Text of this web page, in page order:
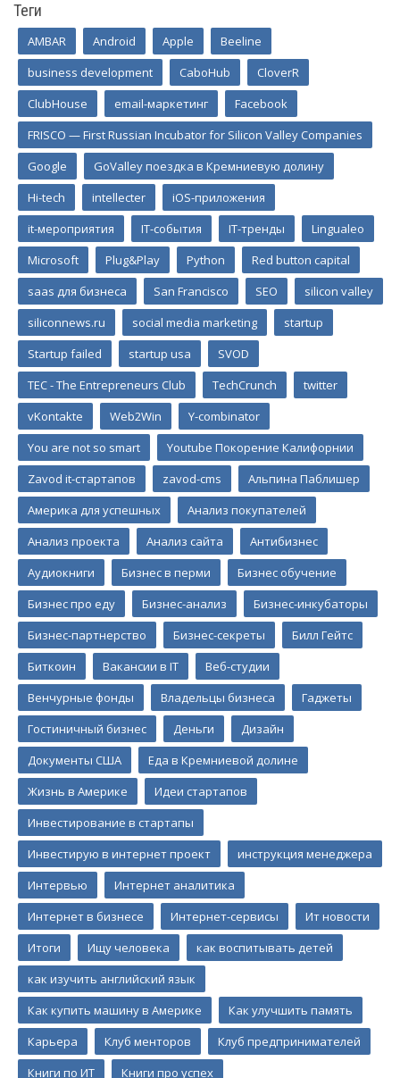
Теги
AMBAR Android Apple
Beeline
business development
CaboHub
CloverR
ClubHouse
email-маркетинг
Facebook
FRISCO — First Russian Incubator for Silicon Valley Companies
Google
GoValley поездка в Кремниевую долину
Hi-tech
intellecter
iOS-приложения
it-мероприятия
IT-события IT-тренды
Lingualeo
Microsoft
Plug&Play Python
Red button capital
saas для бизнеса
San Francisco SEO
silicon valley
siliconnews.ru
social media marketing
startup
Startup failed
startup usa
SVOD
TEC - The Entrepreneurs Club
TechCrunch
twitter
vKontakte
Web2Win
Y-combinator
You are not so smart
Youtube Покорение Калифорнии
Zavod it-стартапов
zavod-cms
Альпина Паблишер
Америка для успешных
Анализ покупателей
Анализ проекта
Анализ сайта
Антибизнес
Аудиокниги
Бизнес в перми
Бизнес обучение
Бизнес про еду
Бизнес-анализ
Бизнес-инкубаторы
Бизнес-партнерство
Бизнес-секреты
Билл Гейтс
Биткоин
Вакансии в IT
Веб-студии
Венчурные фонды
Владельцы бизнеса
Гаджеты
Гостиничный бизнес
Деньги
Дизайн
Документы США
Еда в Кремниевой долине
Жизнь в Америке
Идеи стартапов
Инвестирование в стартапы
Инвестирую в интернет проект
инструкция менеджера
Интервью
Интернет аналитика
Интернет в бизнесе
Интернет-сервисы
Ит новости
Итоги
Ищу человека
как воспитывать детей
как изучить английский язык
Как купить машину в Америке
Как улучшить память
Карьера
Клуб менторов
Клуб предпринимателей
Книги по ИТ
Книги про успех